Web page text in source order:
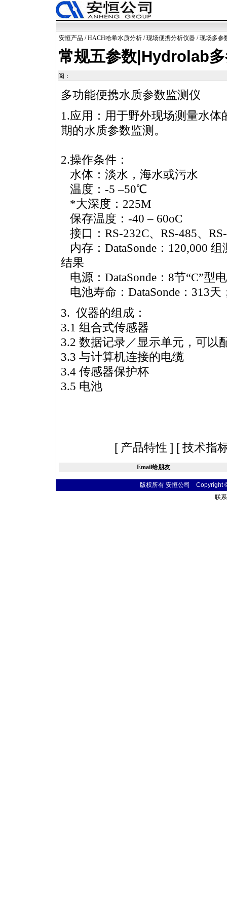
安恒产品 /HACH哈希水质分析 /现场便携分析仪器 /现场多参
常规五参数|Hydrolab
阅：
多功能便携水质参数监测仪
1.应用：用于野外现场测量水
期的水质参数监测。
2.操作条件：
水体：淡水，海水或污水
温度：-5 –50℃
*大深度：225M
保存温度：-40 – 60oC
接口：RS-232C、RS-485、
内存：DataSonde：120,000
结果
电源：DataSonde：8节“C”型
电池寿命：DataSonde：313天
3. 仪器的组成：
3.1 组合式传感器
3.2 数据记录／显示单元，可以
3.3 与计算机连接的电缆
3.4 传感器保护杯
3.5 电池
[ 产品特性 ] [技术指
Email给朋友
版权所有 安恒公司 Copyright
联